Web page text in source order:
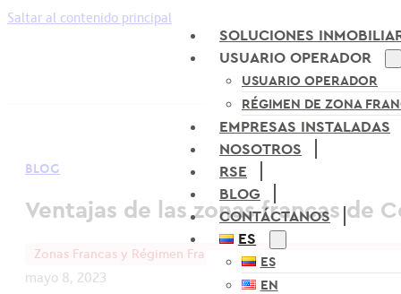
Saltar al contenido principal
SOLUCIONES
USUARIO OPERADOR
USUARIO OPERADOR
RÉGIMEN DE ZONA
EMPRESAS INSTALADAS
NOSOTROS
RSE
BLOG
CONTÁCTANOS
ES
ES
EN
BLOG
Ventajas de las zonas francas de
Zonas Francas y Régimen Franco
mayo 8, 2023